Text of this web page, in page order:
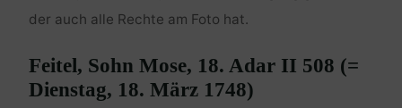
der auch alle Rechte am Foto hat.
Feitel, Sohn Mose, 18. Adar II 508 (=
Dienstag, 18. März 1748)